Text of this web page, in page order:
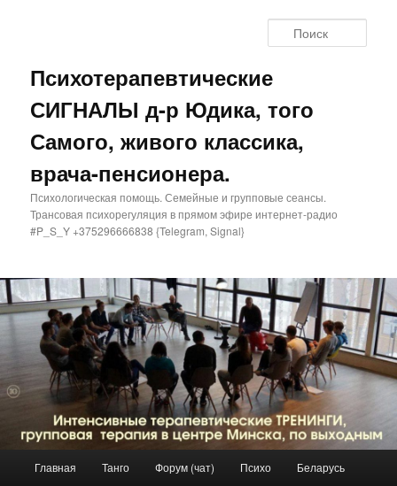
Психотерапевтические
СИГНАЛЫ д-р Юдика, того
Самого, живого классика,
врача-пенсионера.
Психологическая помощь. Семейные и групповые сеансы.
Трансовая психорегуляция в прямом эфире интернет-радио
#P_S_Y +375296666838 {Telegram, Signal}
Перейти
Главная Танго Форум (чат) Психо Беларусь